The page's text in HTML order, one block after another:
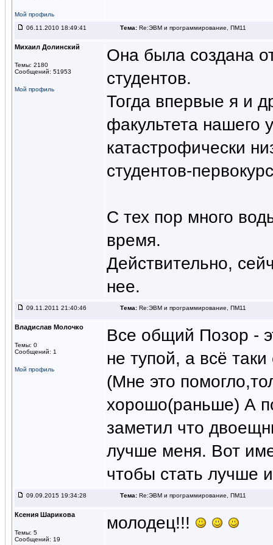
Мой профиль
06.11.2010 18:49:41 Тема: Re:ЭВМ и программирование, ПМ11
Михаил Долинский
Темы: 2180
Сообщений: 51953
Мой профиль
Она была создана
студентов.
Тогда впервые я и
факультета нашего
катастрофически
студентов-
С тех пор много
время.
Действительно,
нее.
09.11.2011 21:40:46 Тема: Re:ЭВМ и программирование, ПМ11
Владислав Молочко
Темы: 0
Сообщений: 1
Мой профиль
Все общий Позор -
не тупой, а всё
(Мне это
хорошо(раньше) А
заметил что
лучше меня. Вот
чтобы стать лучше
09.09.2015 19:34:28 Тема: Re:ЭВМ и программирование, ПМ11
Ксения Шарикова
Темы: 5
Сообщений: 19
молодец!!!